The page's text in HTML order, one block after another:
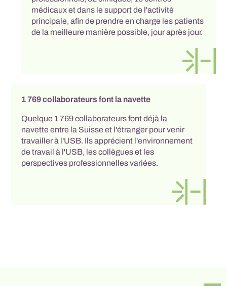
médicaux et dans le support de l'activité
principale, afin de prendre en charge les patients
de la meilleure manière possible, jour après jour.
1 769 collaborateurs font la navette
Quelque 1 769 collaborateurs font déjà la
navette entre la Suisse et l'étranger pour venir
travailler à l'USB. Ils apprécient l'environnement
de travail à l'USB, les collègues et les
perspectives professionnelles variées.